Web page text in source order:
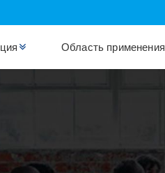
Область применения